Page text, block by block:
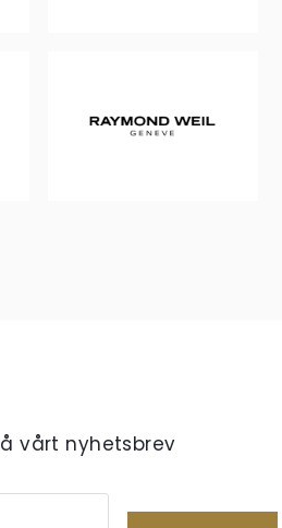
vårt nyhetsbrev